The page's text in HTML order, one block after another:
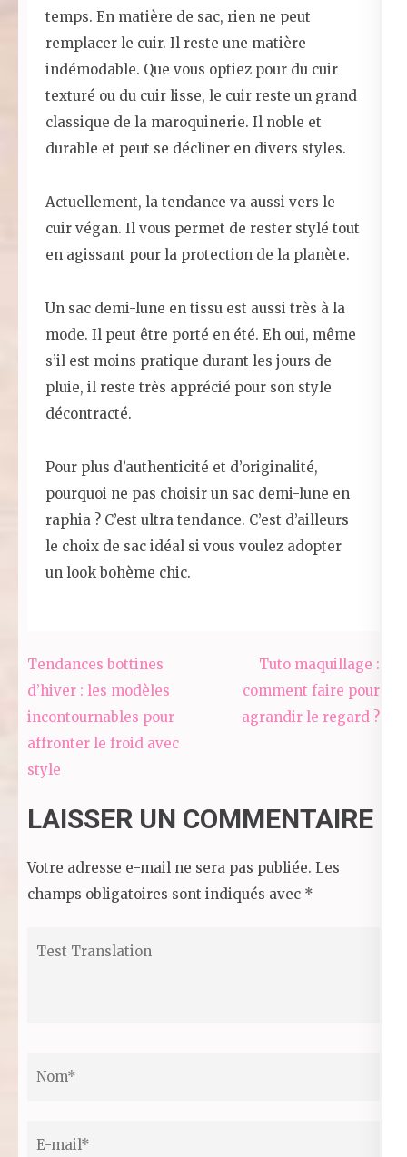
temps. En matière de sac, rien ne peut
remplacer le cuir. Il reste une matière
indémodable. Que vous optiez pour du cuir
texturé ou du cuir lisse, le cuir reste un grand
classique de la maroquinerie. Il noble et
durable et peut se décliner en divers styles.
Actuellement, la tendance va aussi vers le
cuir végan. Il vous permet de rester stylé tout
en agissant pour la protection de la planète.
Un sac demi-lune en tissu est aussi très à la
mode. Il peut être porté en été. Eh oui, même
s’il est moins pratique durant les jours de
pluie, il reste très apprécié pour son style
décontracté.
Pour plus d’authenticité et d’originalité,
pourquoi ne pas choisir un sac demi-lune en
raphia ? C’est ultra tendance. C’est d’ailleurs
le choix de sac idéal si vous voulez adopter
un look bohème chic.
Navigation
de
l’article
Tendances bottines
d’hiver : les modèles
incontournables pour
affronter le froid avec
style
Tuto maquillage :
comment faire pour
agrandir le regard ?
LAISSER UN COMMENTAIRE
Votre adresse e-mail ne sera pas publiée. Les
champs obligatoires sont indiqués avec *